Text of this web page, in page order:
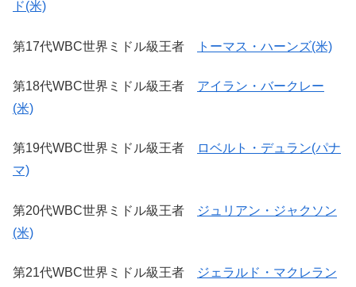
ド(米)
第17代WBC世界ミドル級王者 トーマス・ハーンズ(米)
第18代WBC世界ミドル級王者 アイラン・バークレー
(米)
第19代WBC世界ミドル級王者
ロベルト・デュラン(パナ
マ)
第20代WBC世界ミドル級王者
ジュリアン・ジャクソン
(米)
第21代WBC世界ミドル級王者
ジェラルド・マクレラン